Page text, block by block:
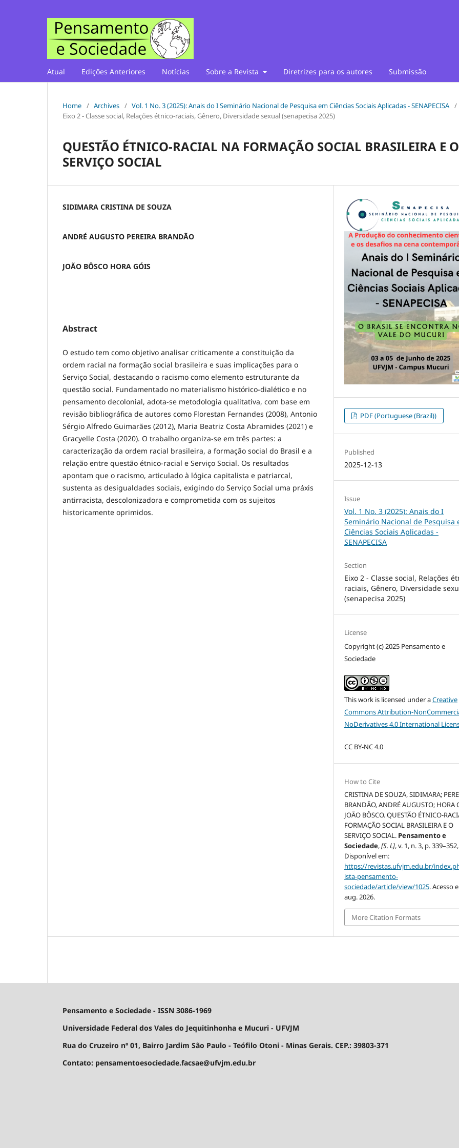
Atual Edições Anteriores Notícias Sobre a Revista Diretrizes para os autores Submissão
Home / Archives / Vol. 1 No. 3 (2025): Anais do I Seminário Nacional de Pesquisa em Ciências Sociais Aplicadas - SENAPECISA /
Eixo 2 - Classe social, Relações étnico-raciais, Gênero, Diversidade sexual (senapecisa 2025)
QUESTÃO ÉTNICO-RACIAL NA FORMAÇÃO SOCIAL BRASILEIRA E O
SERVIÇO SOCIAL
SIDIMARA CRISTINA DE SOUZA
ANDRÉ AUGUSTO PEREIRA BRANDÃO
JOÃO BÔSCO HORA GÓIS
Abstract
O estudo tem como objetivo analisar criticamente a constituição da
ordem racial na formação social brasileira e suas implicações para o
Serviço Social, destacando o racismo como elemento estruturante da
questão social. Fundamentado no materialismo histórico-dialético e no
pensamento decolonial, adota-se metodologia qualitativa, com base em
revisão bibliográfica de autores como Florestan Fernandes (2008), Antonio
Sérgio Alfredo Guimarães (2012), Maria Beatriz Costa Abramides (2021) e
Gracyelle Costa (2020). O trabalho organiza-se em três partes: a
caracterização da ordem racial brasileira, a formação social do Brasil e a
relação entre questão étnico-racial e Serviço Social. Os resultados
apontam que o racismo, articulado à lógica capitalista e patriarcal,
sustenta as desigualdades sociais, exigindo do Serviço Social uma práxis
antirracista, descolonizadora e comprometida com os sujeitos
historicamente oprimidos.
PDF (Portuguese (Brazil))
Published
2025-12-13
Issue
Vol. 1 No. 3 (2025): Anais do I
Seminário Nacional de Pesquisa
Ciências Sociais Aplicadas -
SENAPECISA
Section
Eixo 2 - Classe social, Relações
raciais, Gênero, Diversidade
(senapecisa 2025)
License
Copyright (c) 2025 Pensamento e
Sociedade
This work is licensed under aCreative
Commons Attribution-
NoDerivatives 4.0 International
CC BY-NC 4.0
How to Cite
CRISTINA DE SOUZA, SIDIMARA;
BRANDÃO, ANDRÉ AUGUSTO; HORA
JOÃO BÔSCO. QUESTÃO ÉTNICO-
FORMAÇÃO SOCIAL BRASILEIRA E O
SERVIÇO SOCIAL. Pensamento e
Sociedade,[S. l.], v. 1, n. 3, p.
Disponível em:
https://revistas.ufvjm.edu.br/
ista-pensamento-
sociedade/article/view/1025. Acesso
aug. 2026.
More Citation Formats
Pensamento e Sociedade - ISSN 3086-1969
Universidade Federal dos Vales do Jequitinhonha e Mucuri - UFVJM
Rua do Cruzeiro nº 01, Bairro Jardim São Paulo - Teófilo Otoni - Minas Gerais. CEP.: 39803-371
Contato: pensamentoesociedade.facsae@ufvjm.edu.br